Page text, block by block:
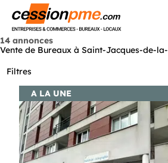
14 annonces
Vente de Bureaux à Saint-Jacques-de-la-
Filtres
A LA UNE